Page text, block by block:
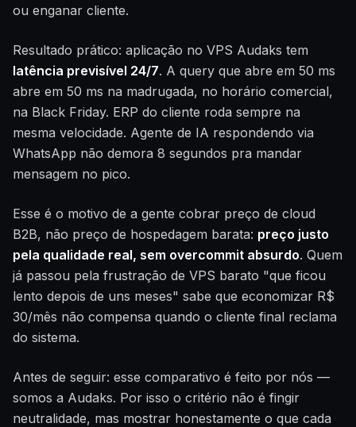
ou enganar cliente.
Resultado prático: aplicação no VPS Audaks tem
latência previsível 24/7. A query que abre em 50 ms
abre em 50 ms na madrugada, no horário comercial,
na Black Friday. ERP do cliente roda sempre na
mesma velocidade. Agente de IA respondendo via
WhatsApp não demora 8 segundos pra mandar
mensagem no pico.
Esse é o motivo de a gente cobrar preço de cloud
B2B, não preço de hospedagem barata: preço justo
pela qualidade real, sem overcommit absurdo. Quem
já passou pela frustração de VPS barato "que ficou
lento depois de uns meses" sabe que economizar R$
30/mês não compensa quando o cliente final reclama
do sistema.
Antes de seguir: esse comparativo é feito por nós —
somos a Audaks. Por isso o critério não é fingir
neutralidade, mas mostrar honestamente o que cada